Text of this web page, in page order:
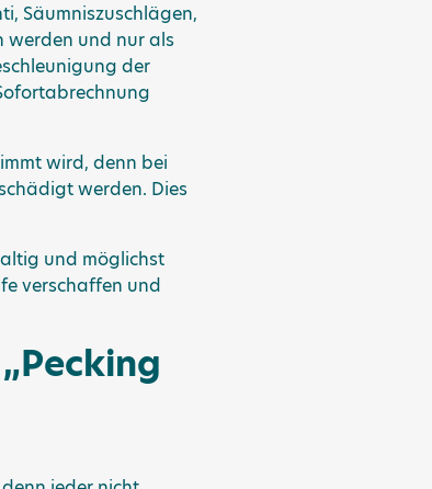
Säumniszuschlägen,
werden und nur als
der
wird, denn bei
werden. Dies
und möglichst
verschaffen und